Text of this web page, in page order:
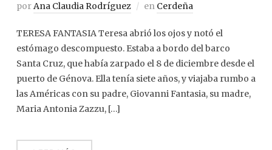
porAna Claudia Rodríguez en Cerdeña
TERESA FANTASIA Teresa abrió los ojos y notó el
estómago descompuesto. Estaba a bordo del barco
Santa Cruz, que había zarpado el 8 de diciembre desde el
puerto de Génova. Ella tenía siete años, y viajaba rumbo a
las Américas con su padre, Giovanni Fantasia, su madre,
Maria Antonia Zazzu, […]